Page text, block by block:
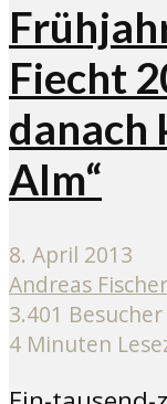
Fiecht
danach
Alm“
8. April 2013
Andreas Fischer
3.401 Besucher
4 Minuten